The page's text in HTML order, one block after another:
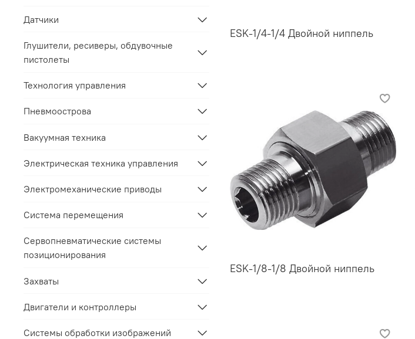
ESK-1/4-1/4 Двойной ниппель
ESK-1/8-1/8 Двойной ниппель
Датчики
Глушители, ресиверы, обдувочные
пистолеты
Технология управления
Пневмоострова
Вакуумная техника
Электрическая техника управления
Электромеханические приводы
Система перемещения
Сервопневматические системы
позиционирования
Захваты
Двигатели и контроллеры
Системы обработки изображений